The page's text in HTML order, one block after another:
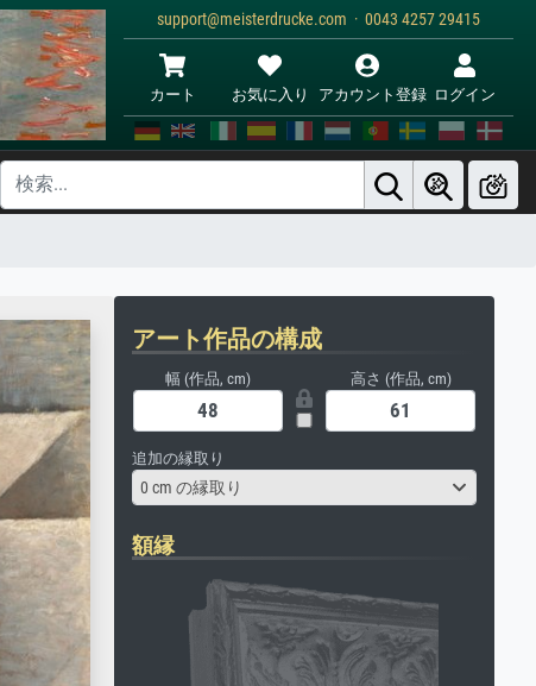
support@meisterdrucke.com · 0043 4257 29415
カート お気に入り アカウント登録 ログイン
アート作品の構成
幅 (作品, cm) 高さ (作品, cm)
追加の縁取り
0 cm の縁取り
額縁